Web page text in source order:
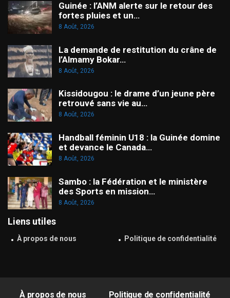
Guinée : l’ANM alerte sur le retour des
fortes pluies et un…
8 Août, 2026
La demande de restitution du crâne de
l’Almamy Bokar…
8 Août, 2026
Kissidougou : le drame d’un jeune père
retrouvé sans vie au…
8 Août, 2026
Handball féminin U18 : la Guinée domine
et devance le Canada…
8 Août, 2026
Sambo : la Fédération et le ministère
des Sports en mission…
8 Août, 2026
Liens utiles
À propos de nous Politique de confidentialité
À propos de nous Politique de confidentialité